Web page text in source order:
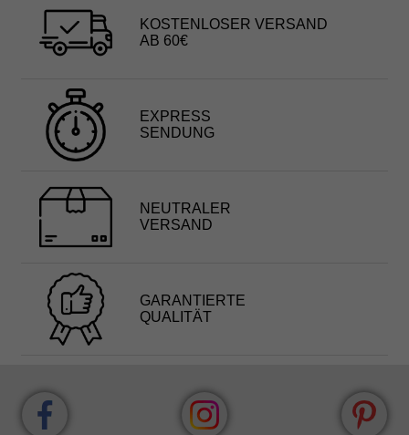
KOSTENLOSER VERSAND
AB 60€
EXPRESS
SENDUNG
NEUTRALER
VERSAND
GARANTIERTE
QUALITÄT